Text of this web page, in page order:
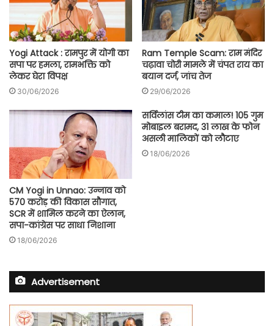
Yogi Attack : रामपुर में योगी का
सपा पर हमला, रामभक्ति को
लेकर घेरा विपक्ष
30/06/2026
Ram Temple Scam: राम मंदिर
चढ़ावा चोरी मामले में चंपत राय का
बयान दर्ज, जांच तेज
29/06/2026
CM Yogi in Unnao: उन्नाव को
570 करोड़ की विकास सौगात,
SCR में शामिल करने का ऐलान,
सपा-कांग्रेस पर साधा निशाना
18/06/2026
सर्विलांस टीम का कमाल! 105 गुम
मोबाइल बरामद, 31 लाख के फोन
असली मालिकों को लौटाए
18/06/2026
Advertisement